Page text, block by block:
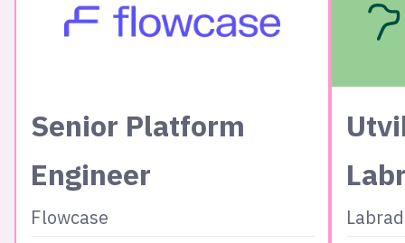
Senior Platform
Engineer
Flowcase